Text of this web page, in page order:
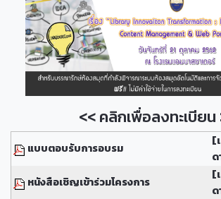
<< คลิกเพื่อลงทะเบียน
แบบตอบรับการอบรม
[
ด
หนังสือเชิญเข้าร่วมโครงการ
[
ด